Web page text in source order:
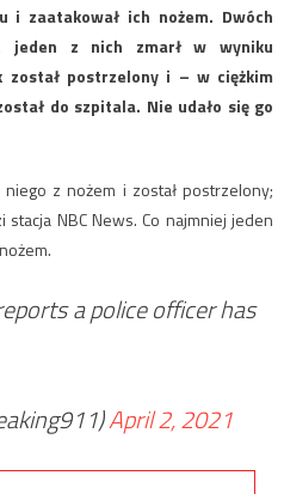
i zaatakował ich nożem. Dwóch
jeden z nich zmarł w wyniku
został postrzelony i – w ciężkim
do szpitala. Nie udało się go
z nożem i został postrzelony;
NBC News. Co najmniej jeden
a police officer has
April 2, 2021